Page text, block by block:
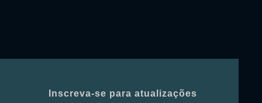
Inscreva-se para atualizações